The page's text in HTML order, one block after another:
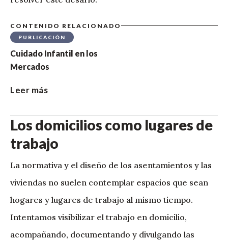
CONTENIDO RELACIONADO
PUBLICACIÓN
Cuidado Infantil en los
Mercados
Leer más
Los domicilios como lugares de
trabajo
La normativa y el diseño de los asentamientos y las
viviendas no suelen contemplar espacios que sean
hogares y lugares de trabajo al mismo tiempo.
Intentamos visibilizar el trabajo en domicilio,
acompañando, documentando y divulgando las